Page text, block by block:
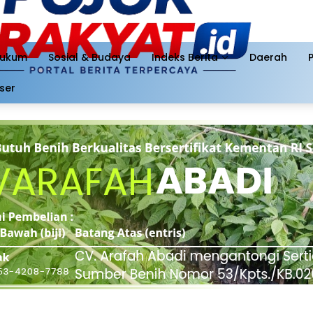
Sosial & Budaya Indeks Berita Daerah